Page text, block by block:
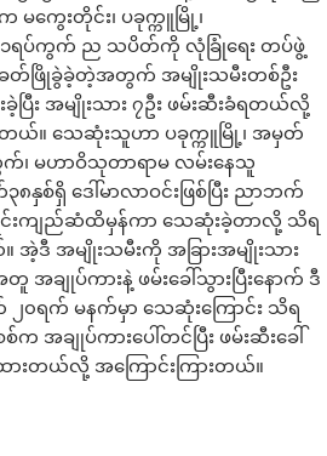
မကွေးတိုင်း၊ ပခုက္ကူမြို့၊
ရပ်ကွက် ည သပိတ်ကို လုံခြုံရေး တပ်ဖွဲ့
တ်ဖြိုခွဲခဲ့တဲ့အတွက် အမျိုးသမီးတစ်ဦး
ပြီး အမျိုးသား ၇ဦး ဖမ်းဆီးခံရတယ်လို့
တယ်။ သေဆုံးသူဟာ ပခုက္ကူမြို့၊ အမှတ်
၊ မဟာဝိသုတာရာမ လမ်းနေသူ
နှစ်ရှိ ဒေါ်မာလာဝင်းဖြစ်ပြီး ညာဘက်
င်းကျည်ဆံထိမှန်ကာ သေဆုံးခဲ့တာလို့ သိရ
အဲ့ဒီ အမျိုးသမီးကို အခြားအမျိုးသား
တူ အချုပ်ကားနဲ့ ဖမ်းခေါ်သွားပြီးနောက် ဒီ
၂၀ရက် မနက်မှာ သေဆုံးကြောင်း သိရ
ချုပ်ကားပေါ်တင်ပြီး ဖမ်းဆီးခေါ်
ားတယ်လို့ အကြောင်းကြားတယ်။